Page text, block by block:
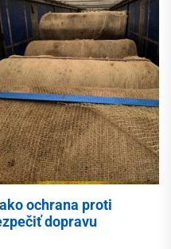
ochrana proti
dopravu